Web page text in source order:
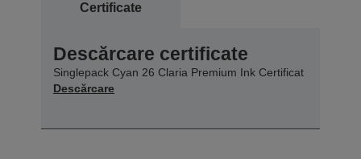
Certificate
Descărcare certificate
Singlepack Cyan 26 Claria Premium Ink Certificat
Descărcare